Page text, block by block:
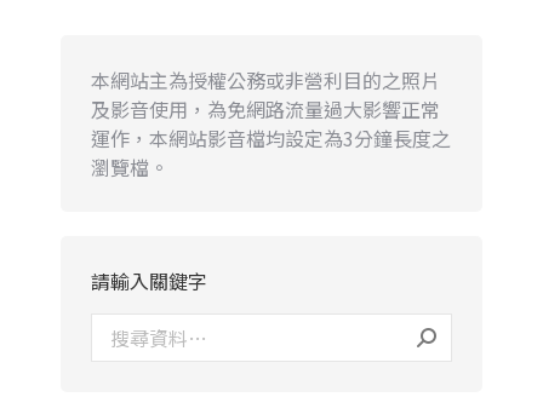
本網站主為授權公務或非營利目的之照片
及影音使用，為免網路流量過大影響正常
運作，本網站影音檔均設定為3分鐘長度之
瀏覽檔。
請輸入關鍵字